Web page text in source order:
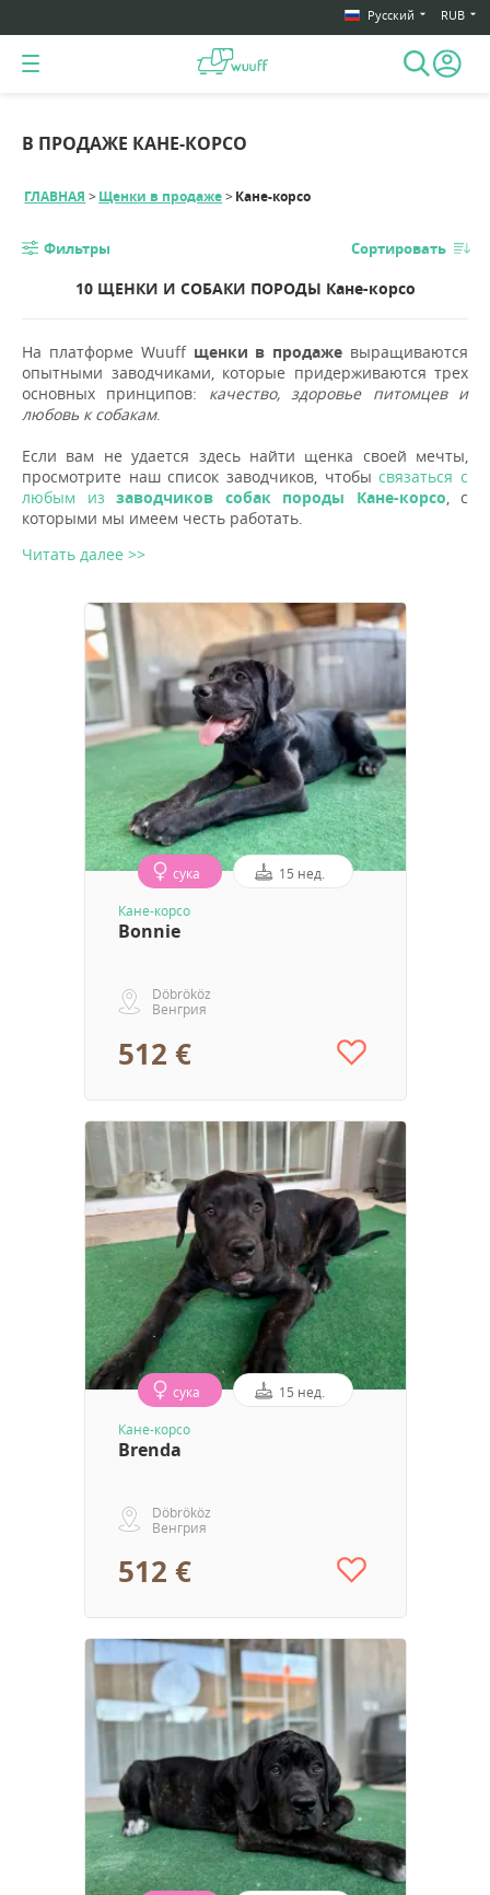
Русский RUB
В ПРОДАЖЕ КАНЕ-КОРСО
ГЛАВНАЯ Щенки в продаже Кане-корсо
Фильтры Сортировать
10 ЩЕНКИ И СОБАКИ ПОРОДЫ Кане-корсо
На платформе Wuuff щенки в продаже выращиваются
опытными заводчиками, которые придерживаются трех
основных принципов: качество, здоровье питомцев и
любовь к собакам.
Если вам не удается здесь найти щенка своей мечты,
просмотрите наш список заводчиков, чтобысвязаться с
любым из заводчиков собак породы Кане-корсо, с
которыми мы имеем честь работать.
Читать далее >>
сука 15 нед.
Кане-корсо
Bonnie
Döbrököz
Венгрия
512 €
сука 15 нед.
Кане-корсо
Brenda
Döbrököz
Венгрия
512 €